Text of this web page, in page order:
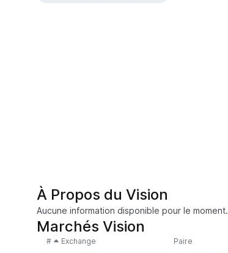
À Propos du Vision
Aucune information disponible pour le moment.
Marchés Vision
# Exchange Paire